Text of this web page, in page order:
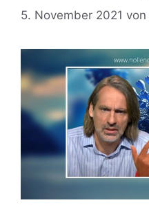
5. November 2021 von